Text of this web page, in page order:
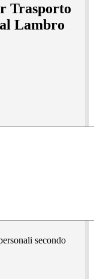
Trasporto
Lambro
secondo